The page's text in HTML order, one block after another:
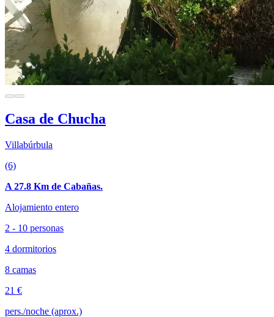
Casa de Chucha
Villabúrbula
(6)
A 27.8 Km de Cabañas.
Alojamiento entero
2 - 10 personas
4 dormitorios
8 camas
21 €
pers./noche (aprox.)